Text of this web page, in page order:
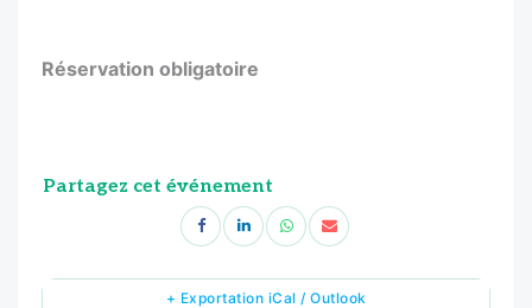
Réservation obligatoire
Partagez cet événement
+ Exportation iCal / Outlook